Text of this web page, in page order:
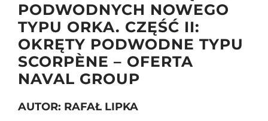
Szukaj
PODWODNYCH NOWEGO
TYPU ORKA. CZĘŚĆ II:
OKRĘTY PODWODNE TYPU
SCORPÈNE – OFERTA
NAVAL GROUP
AUTOR: RAFAŁ LIPKA